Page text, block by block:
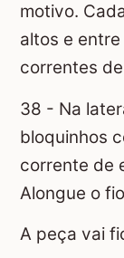
motivo.
altos e
correntes
38 - Na
bloquinhos
corrente de
Alongue o
A peça vai